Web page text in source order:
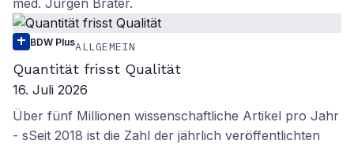
med. Jürgen Brater.
BDW PlusALLGEMEIN
Quantität frisst Qualität
16. Juli 2026
Über fünf Millionen wissenschaftliche Artikel pro Jahr
- sSeit 2018 ist die Zahl der jährlich veröffentlichten